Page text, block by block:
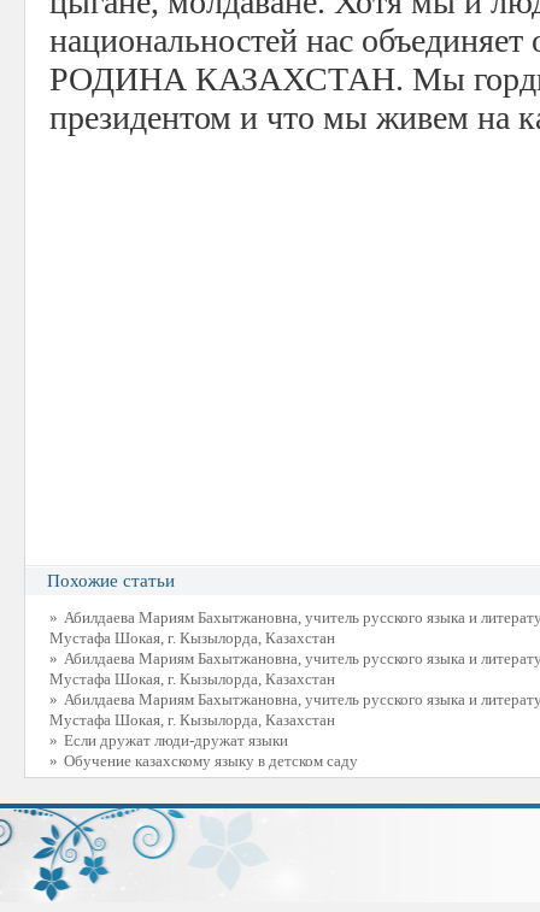
национальностей нас
РОДИНА КАЗАХСТАН. Мы
президентом и что мы живем на
Похожие статьи
» Абилдаева Мариям Бахытжановна, учитель русского языка и
Мустафа Шокая, г. Кызылорда, Казахстан
» Абилдаева Мариям Бахытжановна, учитель русского языка и
Мустафа Шокая, г. Кызылорда, Казахстан
» Абилдаева Мариям Бахытжановна, учитель русского языка и
Мустафа Шокая, г. Кызылорда, Казахстан
» Если дружат люди-дружат языки
» Обучение казахскому языку в детском саду